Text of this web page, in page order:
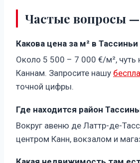
Частые вопросы —
Какова цена за м² в
Около 5 500 – 7 000 €/м², чуть
Каннам. Запросите нашу
точной цифры.
Где находится район
Вокруг авеню де Латтр-де-
центром Канн, вокзалом и